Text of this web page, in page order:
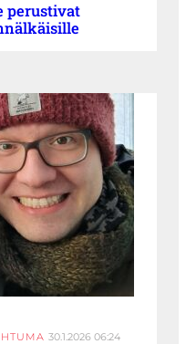
perustivat
30.1.2026 06:24